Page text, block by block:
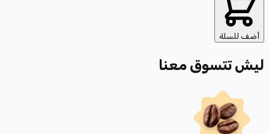
أضف للسلة
ليش تتسوق معنا